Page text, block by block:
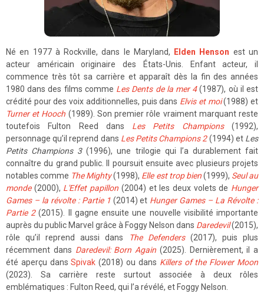
Né en 1977 à Rockville, dans le Maryland, Elden Henson est un
acteur américain originaire des États-Unis. Enfant acteur, il
commence très tôt sa carrière et apparaît dès la fin des années
1980 dans des films comme Les Dents de la mer 4(1987), où il est
crédité pour des voix additionnelles, puis dans Elvis et moi(1988) et
Turner et Hooch (1989). Son premier rôle vraiment marquant reste
toutefois Fulton Reed dans Les Petits Champions(1992),
personnage qu’il reprend dans Les Petits Champions 2(1994) et Les
Petits Champions 3(1996), une trilogie qui l’a durablement fait
connaître du grand public. Il poursuit ensuite avec plusieurs projets
notables comme The Mighty(1998), Elle est trop bien(1999), Seul au
monde(2000), L'Effet papillon (2004) et les deux volets de Hunger
Games – la révolte : Partie 1(2014) et Hunger Games – La Révolte :
Partie 2(2015). Il gagne ensuite une nouvelle visibilité importante
auprès du public Marvel grâce à Foggy Nelson dans Daredevil(2015),
rôle qu’il reprend aussi dans
The Defenders(2017), puis plus
récemment dans Daredevil: Born Again (2025). Dernièrement, il a
été aperçu dansSpivak (2018) ou dans Killers of the Flower Moon
(2023). Sa carrière reste surtout associée à deux rôles
emblématiques : Fulton Reed, qui l’a révélé, et Foggy Nelson.